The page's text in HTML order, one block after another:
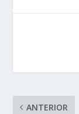
ANTERIOR